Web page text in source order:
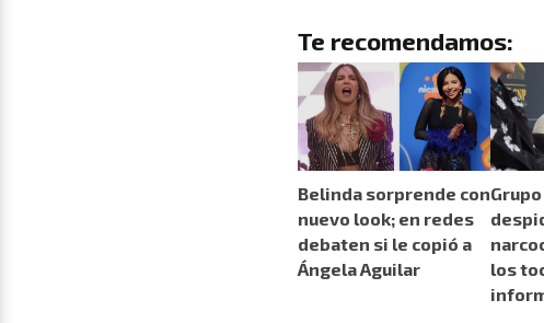
Te recomendamos:
Belinda sorprende con
nuevo look; en redes
debaten si le copió a
Ángela Aguilar
los